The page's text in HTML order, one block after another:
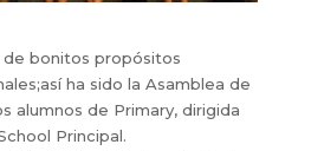
bonitos propósitos
ha sido la Asamblea de
alumnos de Primary, dirigida
Principal.